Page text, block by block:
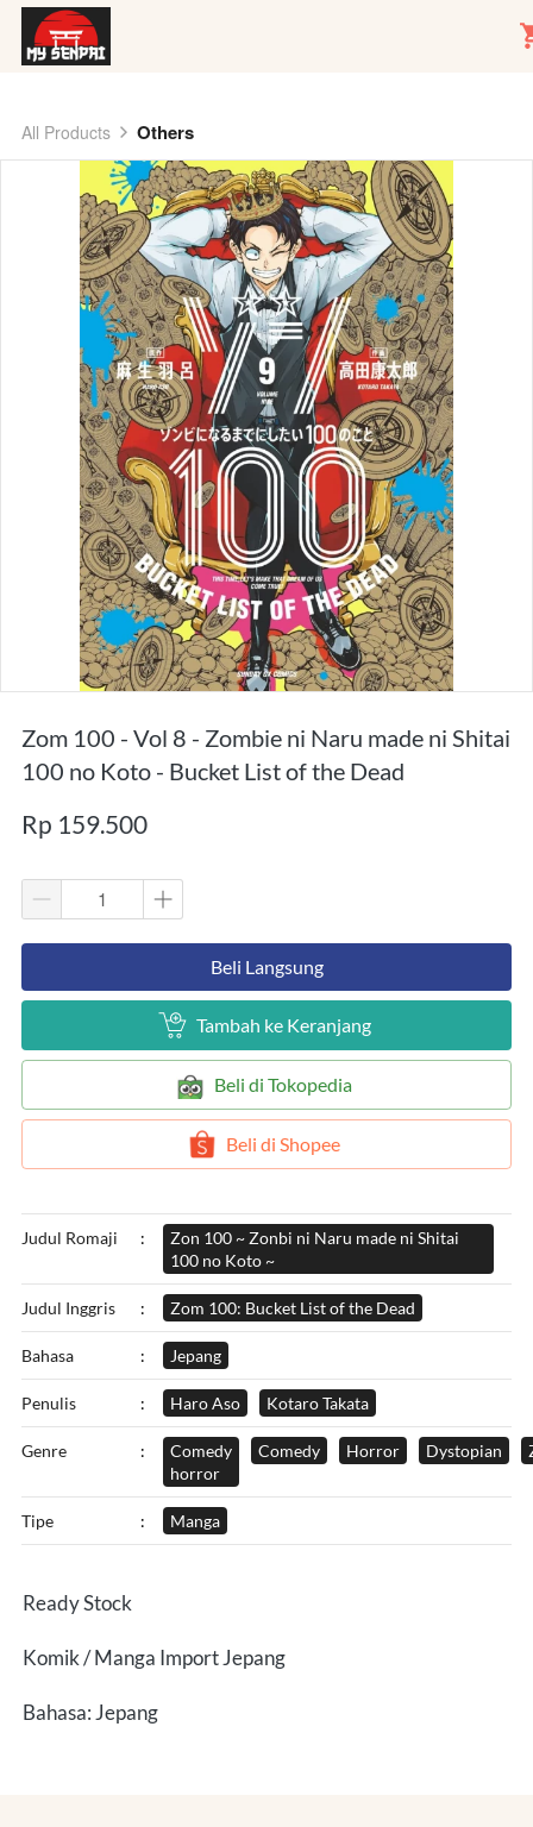
All Products Others
Zom 100 - Vol 8 - Zombie ni Naru made ni Shitai
100 no Koto - Bucket List of the Dead
Rp 159.500
`Beli Langsung
` Tambah ke Keranjang
` Beli di Tokopedia
` Beli di Shopee
Judul Romaji :
Zon 100 ~ Zonbi ni Naru made ni Shitai
100 no Koto ~
Judul Inggris : Zom 100: Bucket List of the Dead
Bahasa : Jepang
Penulis : Haro Aso Kotaro Takata
Genre :
Comedy
horror
Comedy Horror Dystopian
Tipe : Manga
Ready Stock
Komik / Manga Import Jepang
Bahasa: Jepang